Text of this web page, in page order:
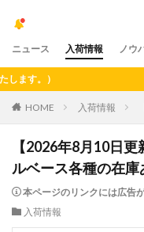
ニュース 入荷情報 ノウ
HOME 入荷情報
【2026年8月10日
ルベース各種の在
本ページのリンクには広告
入荷情報